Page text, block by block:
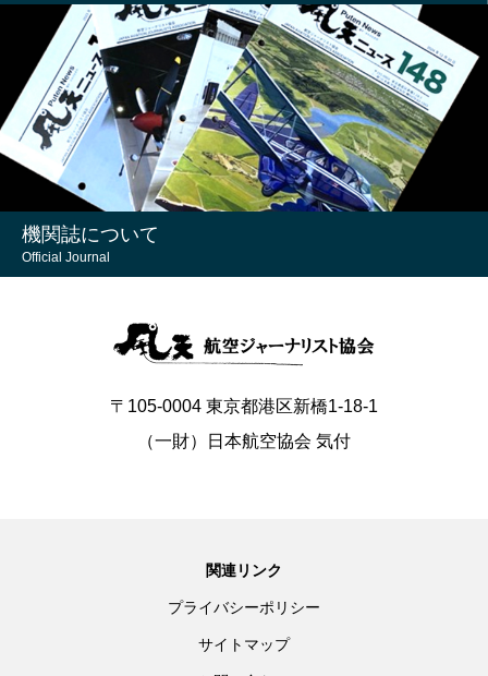
機関誌について
Official Journal
〒105-0004 東京都港区新橋1-18-1
（一財）日本航空協会 気付
関連リンク
プライバシーポリシー
サイトマップ